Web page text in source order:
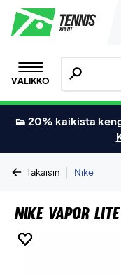
VALIKKO
Hae
👟 20% kaikista
Takaisin | Nike
Nike Vapor